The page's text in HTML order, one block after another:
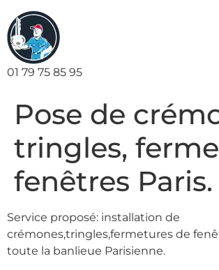
01 79 75 85 95
Pose de
tringles,
fenêtres Paris.
Service proposé: installation de
crémones,tringles,fermetures de
toute la banlieue Parisienne.